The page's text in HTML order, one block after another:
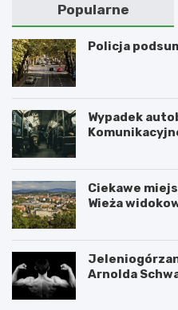
Popularne
Policja
Wypadek
Ciekawe
Wieża
Arnolda
W
S